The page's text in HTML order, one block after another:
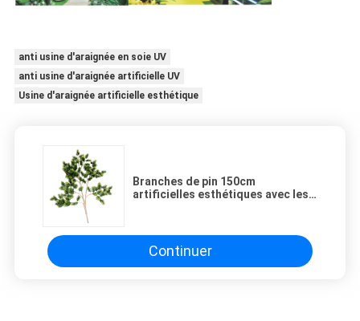
anti usine d'araignée en soie UV
anti usine d'araignée artificielle UV
Usine d'araignée artificielle esthétique
Branches de pin 150cm
artificielles esthétiques avec les
Continuer